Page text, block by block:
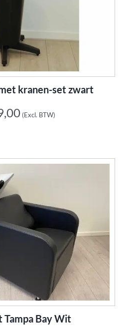
kranen-set zwart
(Excl. BTW)
Tampa Bay Wit